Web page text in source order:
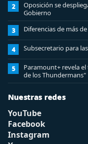
2
Oposición se
Gobierno
3 Diferencias de más
4 Subsecretario para
5
Paramount+ revela
de los Thundermans"
Nuestras redes
YouTube
Facebook
Instagram